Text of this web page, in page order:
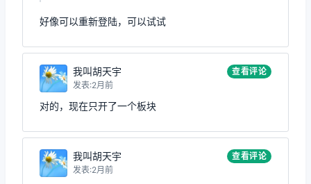
好像可以重新登陆，可以试试
我叫胡天宇
发表:2月前
查看评论
对的，现在只开了一个板块
我叫胡天宇
发表:2月前
查看评论